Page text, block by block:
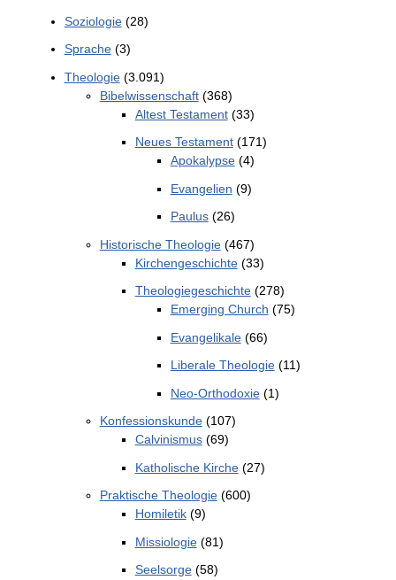
Soziologie(28)
Sprache(3)
Theologie(3.091)
Bibelwissenschaft(368)
Altest Testament(33)
Neues Testament(171)
Apokalypse(4)
Evangelien (9)
Paulus(26)
Historische Theologie(467)
Kirchengeschichte(33)
Theologiegeschichte(278)
Emerging Church (75)
Evangelikale(66)
Liberale Theologie(11)
Neo-Orthodoxie(1)
Konfessionskunde(107)
Calvinismus(69)
Katholische Kirche(27)
Praktische Theologie(600)
Homiletik(9)
Missiologie(81)
Seelsorge(58)